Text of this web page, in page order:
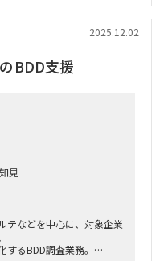
2025.12.02
BDD支援
見
テなどを中心に、対象企業
るBDD調査業務。